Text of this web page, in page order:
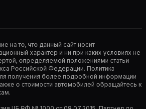
на то, что данный сайт носит
характер и ни при каких условиях не
определяемой положениями статьи
Российской Федерации. Политика
получения более подробной информации
о стоимости автомобилей обращайтесь к